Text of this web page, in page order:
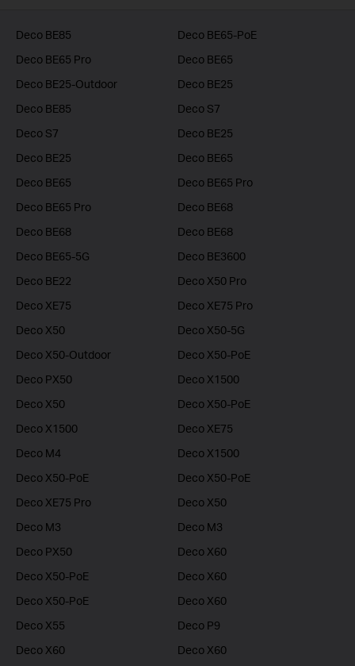
Deco BE85
Deco BE65-PoE
Deco BE65 Pro
Deco BE65
Deco BE25-Outdoor
Deco BE25
Deco BE85
Deco S7
Deco S7
Deco BE25
Deco BE25
Deco BE65
Deco BE65
Deco BE65 Pro
Deco BE65 Pro
Deco BE68
Deco BE68
Deco BE68
Deco BE65-5G
Deco BE3600
Deco BE22
Deco X50 Pro
Deco XE75
Deco XE75 Pro
Deco X50
Deco X50-5G
Deco X50-Outdoor
Deco X50-PoE
Deco PX50
Deco X1500
Deco X50
Deco X50-PoE
Deco X1500
Deco XE75
Deco M4
Deco X1500
Deco X50-PoE
Deco X50-PoE
Deco XE75 Pro
Deco X50
Deco M3
Deco M3
Deco PX50
Deco X60
Deco X50-PoE
Deco X60
Deco X50-PoE
Deco X60
Deco X55
Deco P9
Deco X60
Deco X60